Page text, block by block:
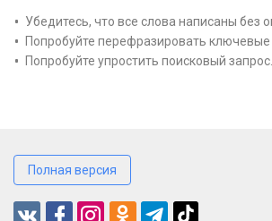
Убедитесь, что все слова написаны без
Попробуйте перефразировать ключевые
Попробуйте упростить поисковый запрос.
Полная версия